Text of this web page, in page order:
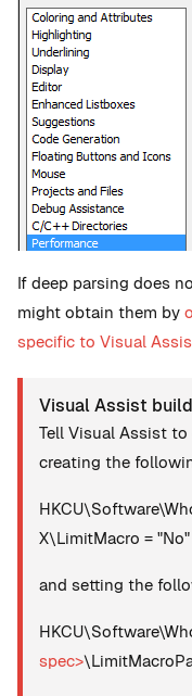
If deep parsing does
might obtain them by
specific to Visual
Visual Assist
Tell Visual Assist
creating the
X\LimitMacro = "No"
and setting the
spec>